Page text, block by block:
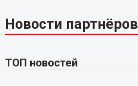
Новости партнёров
ТОП новостей